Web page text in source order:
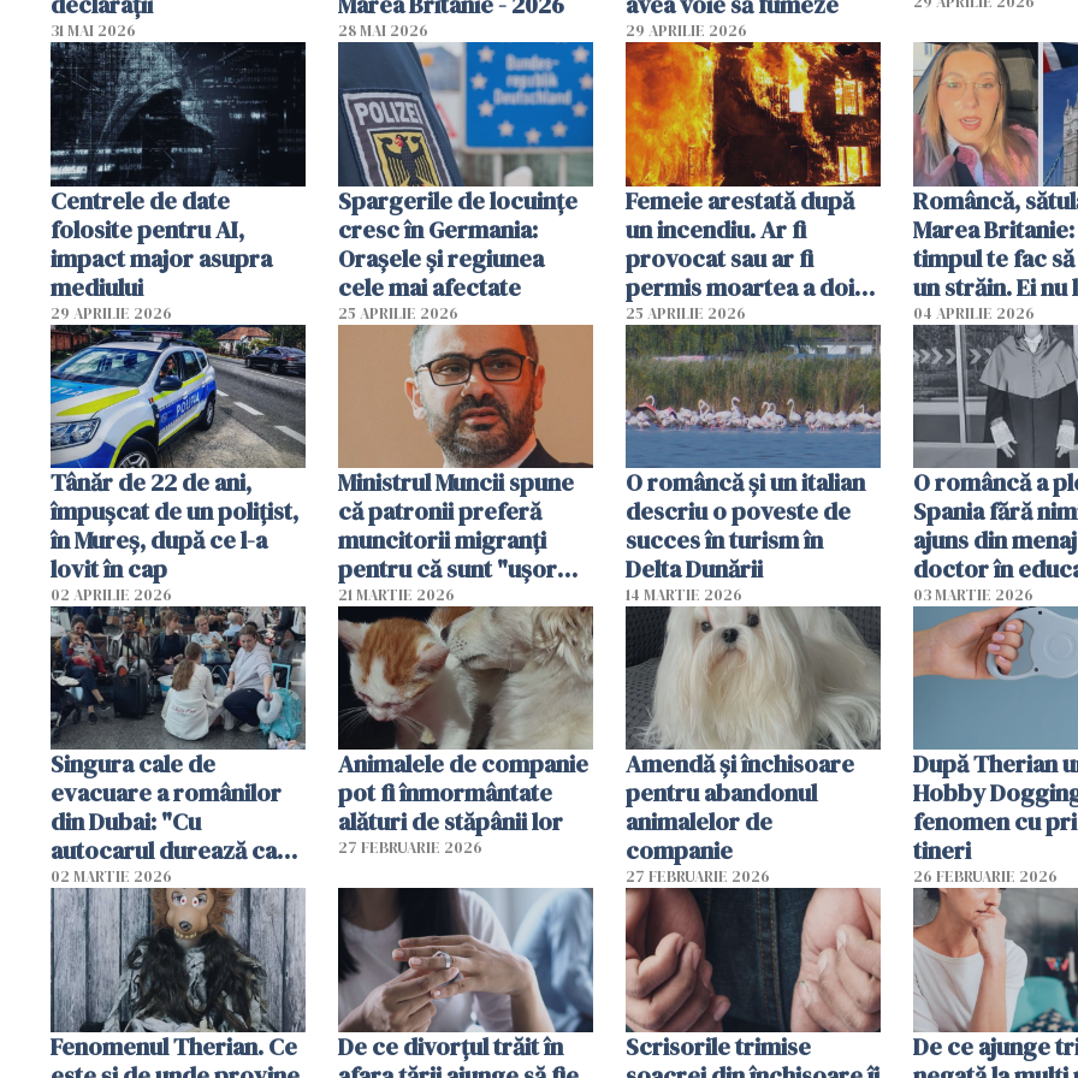
31 MAI 2026 28 MAI 2026 29 APRILIE 2026
Centrele de date
folosite pentru AI,
impact major asupra
mediului
29 APRILIE 2026
Spargerile de locuințe
cresc în Germania:
Orașele și regiunea
cele mai afectate
25 APRILIE 2026
Femeie arestată după
un incendiu. Ar fi
provocat sau ar fi
permis moartea a doi
copii de 1 an și 3 ani
25 APRILIE 2026
Româncă,
Marea
timpul te fac
un străin. Ei nu
ca noi. În
oamenii sunt
04 APRILIE 2026
Tânăr de 22 de ani,
împușcat de un polițist,
în Mureș, după ce l-a
lovit în cap
02 APRILIE 2026
Ministrul Muncii spune
că patronii preferă
muncitorii migranți
pentru că sunt "uşor
dispensabili"
21 MARTIE 2026
O româncă și un italian
descriu o poveste de
succes în turism în
Delta Dunării
14 MARTIE 2026
O româncă a
Spania fără
ajuns din
doctor în
03 MARTIE 2026
Singura cale de
evacuare a românilor
din Dubai: "Cu
autocarul durează cam
două zile"
02 MARTIE 2026
Animalele de companie
pot fi înmormântate
alături de stăpânii lor
27 FEBRUARIE 2026
Amendă și închisoare
pentru abandonul
animalelor de
companie
27 FEBRUARIE 2026
După Therian
Hobby
fenomen cu
tineri
26 FEBRUARIE 2026
Fenomenul Therian. Ce
De ce divorțul trăit în
Scrisorile trimise
De ce ajunge